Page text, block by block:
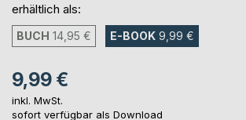
erhältlich als:
BUCH 14,95 € E-BOOK 9,99 €
9,99 €
inkl. MwSt.
sofort verfügbar als Download